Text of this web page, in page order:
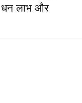
धन लाभ और